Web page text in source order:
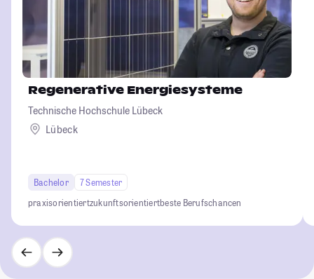
Regenerative Energiesysteme
Technische Hochschule Lübeck
Lübeck
Bachelor
7 Semester
praxisorientiertzukunftsorientiertbeste Berufschancen